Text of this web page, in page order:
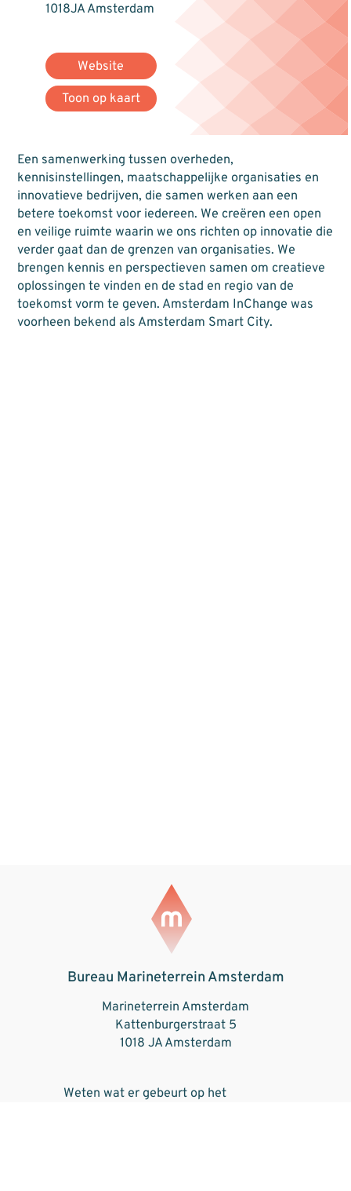
1018JA Amsterdam
Website
Toon op kaart
Een samenwerking tussen overheden,
kennisinstellingen, maatschappelijke organisaties en
innovatieve bedrijven, die samen werken aan een
betere toekomst voor iedereen. We creëren een open
en veilige ruimte waarin we ons richten op innovatie die
verder gaat dan de grenzen van organisaties. We
brengen kennis en perspectieven samen om creatieve
oplossingen te vinden en de stad en regio van de
toekomst vorm te geven. Amsterdam InChange was
voorheen bekend als Amsterdam Smart City.
Bureau Marineterrein Amsterdam
Marineterrein Amsterdam
Kattenburgerstraat 5
1018 JA Amsterdam
Weten wat er gebeurt op het